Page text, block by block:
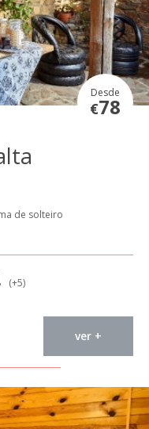
Desde
€78
de solteiro
(+5)
ver +